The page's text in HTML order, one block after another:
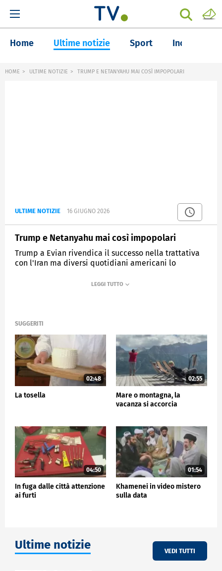
Home Ultime notizie Sport Inchieste
HOME ULTIME NOTIZIE TRUMP E NETANYAHU MAI COSÌ IMPOPOLARI
ULTIME NOTIZIE 16 GIUGNO 2026
Trump e Netanyahu mai così impopolari
Trump a Evian rivendica il successo nella trattativa
con l'Iran ma diversi quotidiani americani lo
SUGGERITI
02:48
La tosella
02:55
Mare o montagna, la
vacanza si accorcia
04:50
In fuga dalle città attenzione
ai furti
01:54
Khamenei in video mistero
sulla data
Ultime notizie VEDI TUTTI